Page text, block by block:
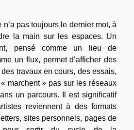
n’a pas toujours le dernier mot, à
la main sur les espaces. Un
pensé comme un lieu de
un flux, permet d’afficher des
travaux en cours, des essais,
marchent » pas sur les réseaux
un parcours. Il est significatif
reviennent à des formats
sites personnels, pages de